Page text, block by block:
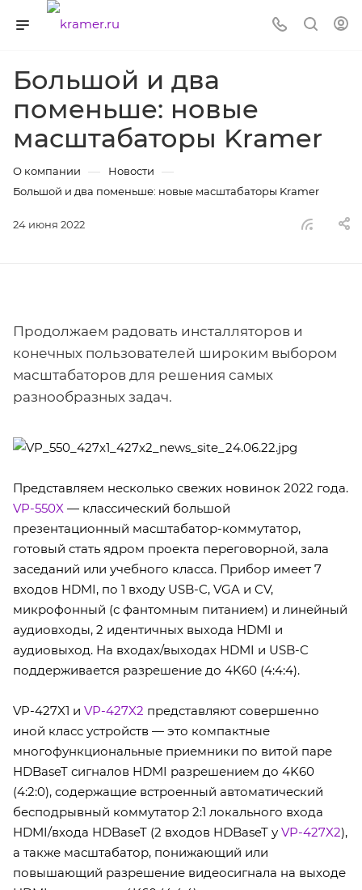
Большой и два
поменьше: новые
масштабаторы Kramer
О компании — Новости —
Большой и два поменьше: новые масштабаторы Kramer
24 июня 2022
Продолжаем радовать инсталляторов и
конечных пользователей широким выбором
масштабаторов для решения самых
разнообразных задач.
Представляем несколько свежих новинок 2022 года.
VP-550X — классический большой
презентационный масштабатор-коммутатор,
готовый стать ядром проекта переговорной, зала
заседаний или учебного класса. Прибор имеет 7
входов HDMI, по 1 входу USB-C, VGA и CV,
микрофонный (с фантомным питанием) и линейный
аудиовходы, 2 идентичных выхода HDMI и
аудиовыход. На входах/выходах HDMI и USB-C
поддерживается разрешение до 4K60 (4:4:4).
VP-427X1 и VP-427X2 представляют совершенно
иной класс устройств — это компактные
многофункциональные приемники по витой паре
HDBaseT сигналов HDMI разрешением до 4K60
(4:2:0), содержащие встроенный автоматический
бесподрывный коммутатор 2:1 локального входа
HDMI/входа HDBaseT (2 входов HDBaseT у VP-427X2),
а также масштабатор, понижающий или
повышающий разрешение видеосигнала на выходе